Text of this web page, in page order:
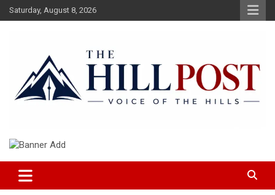
Skip
to
Saturday, August 8, 2026
The Hillpost